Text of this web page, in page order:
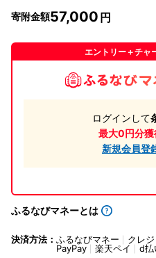
寄附金額57,000
エントリー＋チャ
ログインして
最大0円分獲
新規会員登
ふるなびマネーとは
決済方法： ふるなびマネー クレ
PayPay
楽天ペイ d払